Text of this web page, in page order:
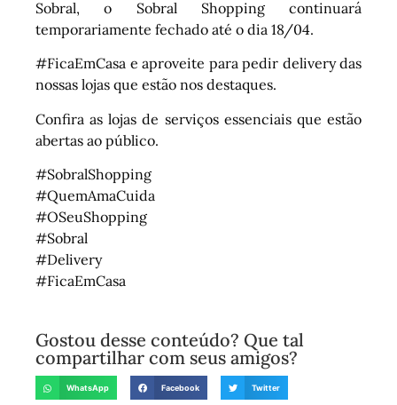
Sobral, o Sobral Shopping continuará
temporariamente fechado até o dia 18/04.
#FicaEmCasa e aproveite para pedir delivery das
nossas lojas que estão nos destaques.
Confira as lojas de serviços essenciais que estão
abertas ao público.
#SobralShopping
#QuemAmaCuida
#OSeuShopping
#Sobral
#Delivery
#FicaEmCasa
Gostou desse conteúdo? Que tal
compartilhar com seus amigos?
WhatsApp Facebook Twitter